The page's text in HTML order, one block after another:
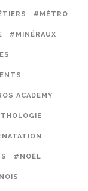
#MÉTRO
#MINÉRAUX
ACADEMY
#NOËL